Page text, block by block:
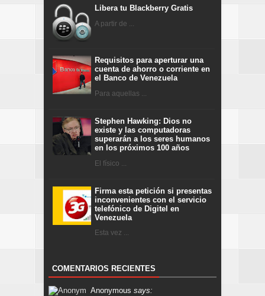
Libera tu Blackberry Gratis
A partir de ...
Requisitos para aperturar una
cuenta de ahorro o corriente en
el Banco de Venezuela
Para aquellas ...
Stephen Hawking: Dios no
existe y las computadoras
superarán a los seres humanos
en los próximos 100 años
El físico ...
Firma esta petición si presentas
inconvenientes con el servicio
telefónico de Digitel en
Venezuela
Esta vez ...
COMENTARIOS RECIENTES
Anonymous says: